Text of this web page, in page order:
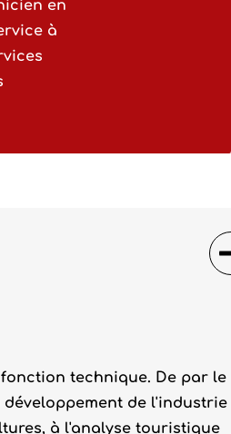
en
à
technique. De par le
de l'industrie
à l'analyse touristique